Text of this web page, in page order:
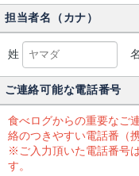
担当者名（カナ）
姓 名
ご連絡可能な電話番号
食べログからの重要なご
絡のつきやすい電話番（
※ご入力頂いた電話番号
す。